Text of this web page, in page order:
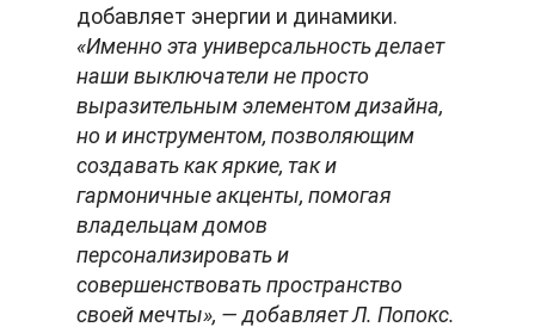
добавляет энергии и динамики.
«Именно эта универсальность делает
наши выключатели не просто
выразительным элементом дизайна,
но и инструментом, позволяющим
создавать как яркие, так и
гармоничные акценты, помогая
владельцам домов
персонализировать и
совершенствовать пространство
своей мечты», — добавляет Л. Попокс.